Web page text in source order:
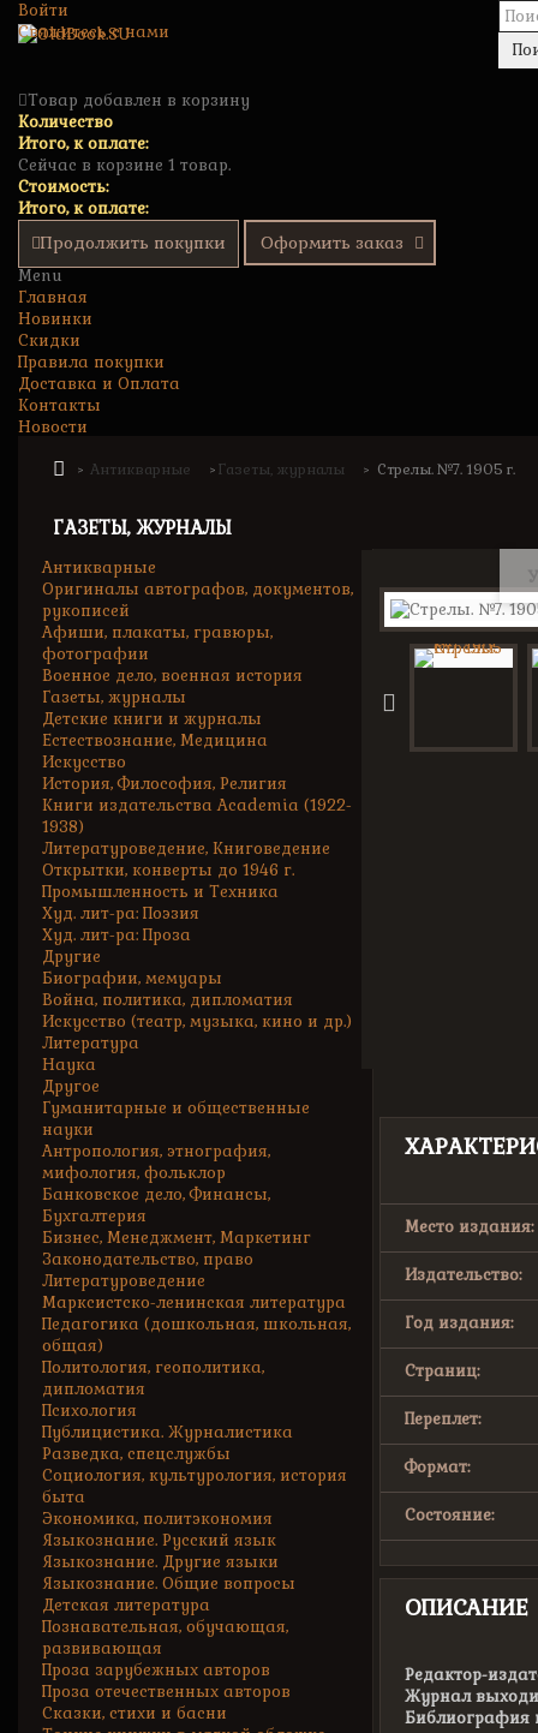
Войти
Свяжитесь с нами
Товар добавлен в корзину
Количество
Итого, к оплате:
Сейчас в корзине 1 товар.
Стоимость:
Итого, к оплате:
Продолжить покупки Оформить заказ
Menu
Главная
Новинки
Скидки
Правила покупки
Доставка и Оплата
Контакты
Новости
> Антикварные > Газеты, журналы > Стрелы. №7. 1905 г.
ГАЗЕТЫ, ЖУРНАЛЫ
Антикварные
Оригиналы автографов, документов,
рукописей
Афиши, плакаты, гравюры,
фотографии
Военное дело, военная история
Газеты, журналы
Детские книги и журналы
Естествознание, Медицина
Искусство
История, Философия, Религия
Книги издательства Academia (1922-
1938)
Литературоведение, Книговедение
Открытки, конверты до 1946 г.
Промышленность и Техника
Худ. лит-ра: Поэзия
Худ. лит-ра: Проза
Другие
Биографии, мемуары
Война, политика, дипломатия
Искусство (театр, музыка, кино и др.)
Литература
Наука
Другое
Гуманитарные и общественные
науки
Антропология, этнография,
мифология, фольклор
Банковское дело, Финансы,
Бухгалтерия
Бизнес, Менеджмент, Маркетинг
Законодательство, право
Литературоведение
Марксистско-ленинская литература
Педагогика (дошкольная, школьная,
общая)
Политология, геополитика,
дипломатия
Психология
Публицистика. Журналистика
Разведка, спецслужбы
Социология, культурология, история
быта
Экономика, политэкономия
Языкознание. Русский язык
Языкознание. Другие языки
Языкознание. Общие вопросы
Детская литература
Познавательная, обучающая,
развивающая
Проза зарубежных авторов
Проза отечественных авторов
Сказки, стихи и басни
Место издания:
Издательство:
Год издания:
Страниц:
Переплет:
Формат:
Состояние:
ОПИСАНИЕ
Редактор-
Журнал
Библиография